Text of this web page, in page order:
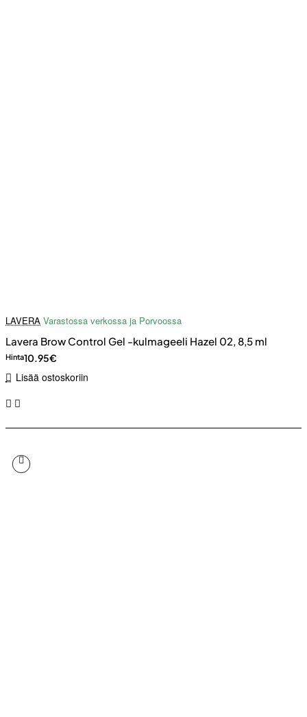
LAVERA Varastossa verkossa ja Porvoossa
Lavera Brow Control Gel -kulmageeli Hazel 02, 8,5 ml
Hinta10.95€
Lisää ostoskoriin